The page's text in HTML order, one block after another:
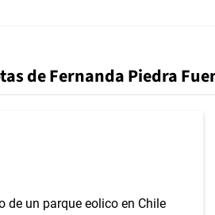
de Fernanda Piedra